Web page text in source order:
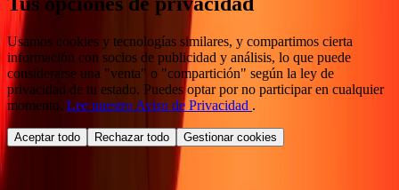
Usamos cookies y tecnologías similares, y compartimos cierta
información con socios de publicidad y análisis, lo que puede
considerarse una "venta" o "compartición" según la ley de
privacidad de tu estado. Puedes optar por no participar en cualquier
momento. Lee nuestro Aviso de Privacidad .
Aceptar todo Rechazar todo Gestionar cookies